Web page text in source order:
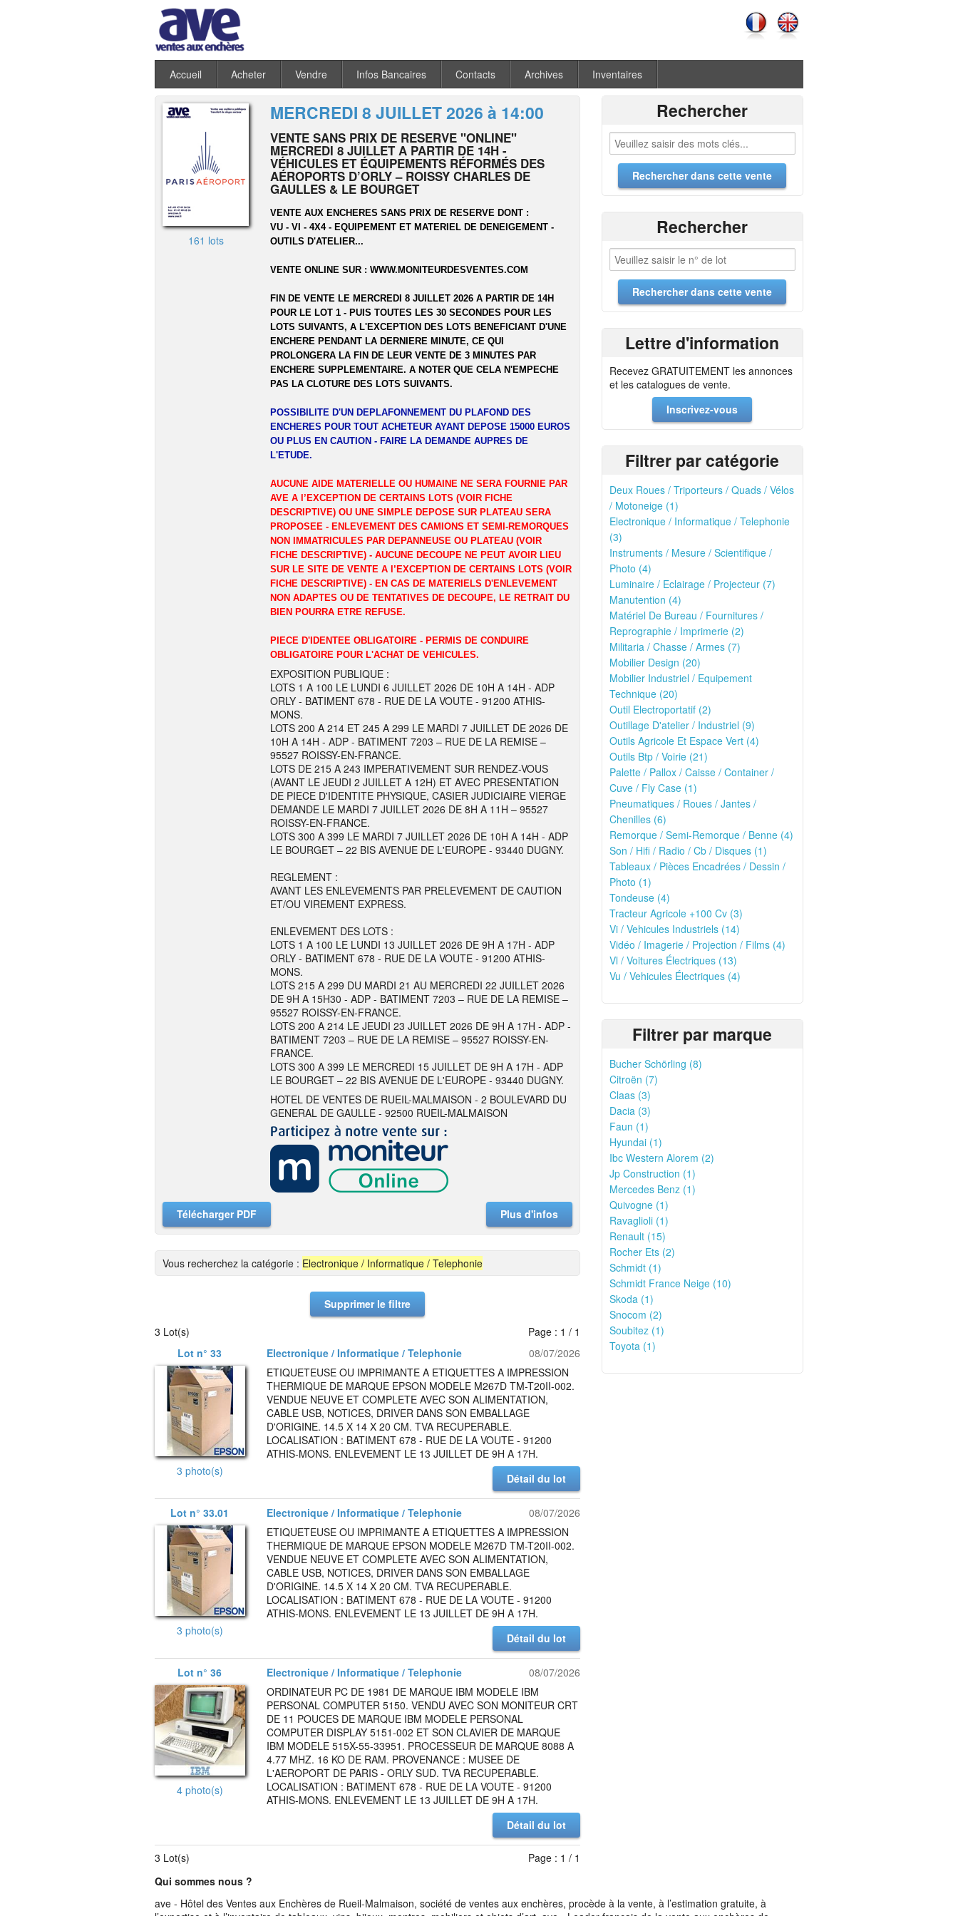
Accueil Acheter Vendre Infos Bancaires Contacts Archives Inventaires
161 lots
MERCREDI 8 JUILLET 2026 à 14:00
VENTE SANS PRIX DE RESERVE "ONLINE"
MERCREDI 8 JUILLET A PARTIR DE 14H -
VÉHICULES ET ÉQUIPEMENTS RÉFORMÉS DES
AÉROPORTS D’ORLY – ROISSY CHARLES DE
GAULLES & LE BOURGET
VENTE AUX ENCHERES SANS PRIX DE RESERVE DONT :
VU - VI - 4X4 - EQUIPEMENT ET MATERIEL DE DENEIGEMENT -
OUTILS D'ATELIER...
VENTE ONLINE SUR :WWW.MONITEURDESVENTES.COM
FIN DE VENTE LE MERCREDI 8 JUILLET 2026 A PARTIR DE 14H
POUR LE LOT 1 - PUIS TOUTES LES 30 SECONDES POUR LES
LOTS SUIVANTS, A L'EXCEPTION DES LOTS BENEFICIANT D'UNE
ENCHERE PENDANT LA DERNIERE MINUTE, CE QUI
PROLONGERA LA FIN DE LEUR VENTE DE 3 MINUTES PAR
ENCHERE SUPPLEMENTAIRE. A NOTER QUE CELA N'EMPECHE
PAS LA CLOTURE DES LOTS SUIVANTS.
POSSIBILITE D'UN DEPLAFONNEMENT DU PLAFOND DES
ENCHERES POUR TOUT ACHETEUR AYANT DEPOSE 15000 EUROS
OU PLUS EN CAUTION - FAIRE LA DEMANDE AUPRES DE
L'ETUDE.
AUCUNE AIDE MATERIELLE OU HUMAINE NE SERA FOURNIE PAR
AVE A l’EXCEPTION DE CERTAINS LOTS (VOIR FICHE
DESCRIPTIVE) OU UNE SIMPLE DEPOSE SUR PLATEAU SERA
PROPOSEE - ENLEVEMENT DES CAMIONS ET SEMI-REMORQUES
NON IMMATRICULES PAR DEPANNEUSE OU PLATEAU (VOIR
FICHE DESCRIPTIVE) - AUCUNE DECOUPE NE PEUT AVOIR LIEU
SUR LE SITE DE VENTE A l’EXCEPTION DE CERTAINS LOTS (VOIR
FICHE DESCRIPTIVE) - EN CAS DE MATERIELS D'ENLEVEMENT
NON ADAPTES OU DE TENTATIVES DE DECOUPE, LE RETRAIT DU
BIEN POURRA ETRE REFUSE.
PIECE D'IDENTEE OBLIGATOIRE - PERMIS DE CONDUIRE
OBLIGATOIRE POUR L'ACHAT DE VEHICULES.
EXPOSITION PUBLIQUE :
LOTS 1 A 100 LE LUNDI 6 JUILLET 2026 DE 10H A 14H - ADP
ORLY - BATIMENT 678 - RUE DE LA VOUTE - 91200 ATHIS-
MONS.
LOTS 200 A 214 ET 245 A 299 LE MARDI 7 JUILLET DE 2026 DE
10H A 14H - ADP - BATIMENT 7203 – RUE DE LA REMISE –
95527 ROISSY-EN-FRANCE.
LOTS DE 215 A 243 IMPERATIVEMENT SUR RENDEZ-VOUS
(AVANT LE JEUDI 2 JUILLET A 12H) ET AVEC PRESENTATION
DE PIECE D'IDENTITE PHYSIQUE, CASIER JUDICIAIRE VIERGE
DEMANDE LE MARDI 7 JUILLET 2026 DE 8H A 11H – 95527
ROISSY-EN-FRANCE.
LOTS 300 A 399 LE MARDI 7 JUILLET 2026 DE 10H A 14H - ADP
LE BOURGET – 22 BIS AVENUE DE L'EUROPE - 93440 DUGNY.
REGLEMENT :
AVANT LES ENLEVEMENTS PAR PRELEVEMENT DE CAUTION
ET/OU VIREMENT EXPRESS.
ENLEVEMENT DES LOTS :
LOTS 1 A 100 LE LUNDI 13 JUILLET 2026 DE 9H A 17H - ADP
ORLY - BATIMENT 678 - RUE DE LA VOUTE - 91200 ATHIS-
MONS.
LOTS 215 A 299 DU MARDI 21 AU MERCREDI 22 JUILLET 2026
DE 9H A 15H30 - ADP - BATIMENT 7203 – RUE DE LA REMISE –
95527 ROISSY-EN-FRANCE.
LOTS 200 A 214 LE JEUDI 23 JUILLET 2026 DE 9H A 17H - ADP -
BATIMENT 7203 – RUE DE LA REMISE – 95527 ROISSY-EN-
FRANCE.
LOTS 300 A 399 LE MERCREDI 15 JUILLET DE 9H A 17H - ADP
LE BOURGET – 22 BIS AVENUE DE L'EUROPE - 93440 DUGNY.
HOTEL DE VENTES DE RUEIL-MALMAISON - 2 BOULEVARD DU
GENERAL DE GAULLE - 92500 RUEIL-MALMAISON
Télécharger PDF Plus d'infos
Vous recherchez la catégorie : Electronique / Informatique / Telephonie
Supprimer le filtre
3 Lot(s)
Page : 1 / 1
Lot n° 33
Electronique / Informatique / Telephonie 08/07/2026
3 photo(s)
ETIQUETEUSE OU IMPRIMANTE A ETIQUETTES A IMPRESSION
THERMIQUE DE MARQUE EPSON MODELE M267D TM-T20II-002.
VENDUE NEUVE ET COMPLETE AVEC SON ALIMENTATION,
CABLE USB, NOTICES, DRIVER DANS SON EMBALLAGE
D'ORIGINE. 14.5 X 14 X 20 CM. TVA RECUPERABLE.
LOCALISATION : BATIMENT 678 - RUE DE LA VOUTE - 91200
ATHIS-MONS. ENLEVEMENT LE 13 JUILLET DE 9H A 17H.
Détail du lot
Lot n° 33.01 Electronique / Informatique / Telephonie 08/07/2026
3 photo(s)
ETIQUETEUSE OU IMPRIMANTE A ETIQUETTES A IMPRESSION
THERMIQUE DE MARQUE EPSON MODELE M267D TM-T20II-002.
VENDUE NEUVE ET COMPLETE AVEC SON ALIMENTATION,
CABLE USB, NOTICES, DRIVER DANS SON EMBALLAGE
D'ORIGINE. 14.5 X 14 X 20 CM. TVA RECUPERABLE.
LOCALISATION : BATIMENT 678 - RUE DE LA VOUTE - 91200
ATHIS-MONS. ENLEVEMENT LE 13 JUILLET DE 9H A 17H.
Détail du lot
Lot n° 36 Electronique / Informatique / Telephonie 08/07/2026
4 photo(s)
ORDINATEUR PC DE 1981 DE MARQUE IBM MODELE IBM
PERSONAL COMPUTER 5150. VENDU AVEC SON MONITEUR CRT
DE 11 POUCES DE MARQUE IBM MODELE PERSONAL
COMPUTER DISPLAY 5151-002 ET SON CLAVIER DE MARQUE
IBM MODELE 515X-55-33951. PROCESSEUR DE MARQUE 8088 A
4.77 MHZ. 16 KO DE RAM. PROVENANCE : MUSEE DE
L'AEROPORT DE PARIS - ORLY SUD. TVA RECUPERABLE.
LOCALISATION : BATIMENT 678 - RUE DE LA VOUTE - 91200
ATHIS-MONS. ENLEVEMENT LE 13 JUILLET DE 9H A 17H.
Détail du lot
3 Lot(s) Page : 1 / 1
Rechercher
Rechercher
Lettre d'information
Recevez GRATUITEMENT les annonces
et les catalogues de vente.
Inscrivez-vous
Filtrer par catégorie
Deux Roues / Triporteurs / Quads / Vélos
/ Motoneige (1)
Electronique / Informatique / Telephonie
(3)
Instruments / Mesure / Scientifique /
Photo (4)
Luminaire / Eclairage / Projecteur (7)
Manutention (4)
Matériel De Bureau / Fournitures /
Reprographie / Imprimerie (2)
Militaria / Chasse / Armes (7)
Mobilier Design (20)
Mobilier Industriel / Equipement
Technique (20)
Outil Electroportatif (2)
Outillage D'atelier / Industriel (9)
Outils Agricole Et Espace Vert (4)
Outils Btp / Voirie (21)
Palette / Pallox / Caisse / Container /
Cuve / Fly Case (1)
Pneumatiques / Roues / Jantes /
Chenilles (6)
Remorque / Semi-Remorque / Benne (4)
Son / Hifi / Radio / Cb / Disques (1)
Tableaux / Pièces Encadrées / Dessin /
Photo (1)
Tondeuse (4)
Tracteur Agricole +100 Cv (3)
Vi / Vehicules Industriels (14)
Vidéo / Imagerie / Projection / Films (4)
Vl / Voitures Électriques (13)
Vu / Vehicules Électriques (4)
Filtrer par marque
Bucher Schörling (8)
Citroën (7)
Claas (3)
Dacia (3)
Faun (1)
Hyundai (1)
Ibc Western Alorem (2)
Jp Construction (1)
Mercedes Benz (1)
Quivogne (1)
Ravaglioli (1)
Renault (15)
Rocher Ets (2)
Schmidt (1)
Schmidt France Neige (10)
Skoda (1)
Snocom (2)
Soubitez (1)
Toyota (1)
Qui sommes nous ?
ave - Hôtel des Ventes aux Enchères de Rueil-Malmaison, société de ventes aux enchères, procède à la vente, à l’estimation gratuite, à